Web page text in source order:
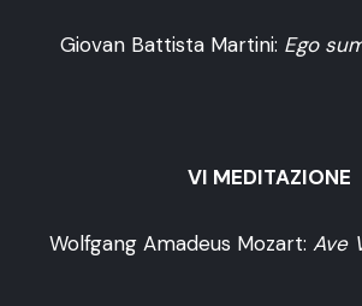
Giovan Battista Martini: Ego
VI MEDITAZIONE
Wolfgang Amadeus Mozart: Ave